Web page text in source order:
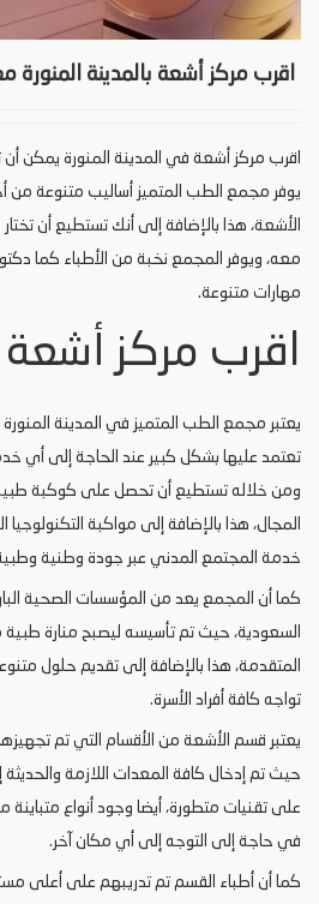
اقرب مركز أشعة بالمدينة المنورة
اقرب مركز أشعة في المدينة المنورة يمكن
يوفر مجمع الطب المتميز أساليب متنوعة من
الأشعة، هذا بالإضافة إلى أنك تستطيع أن
معه، ويوفر المجمع نخبة من الأطباء كما
مهارات متنوعة.
اقرب مركز أشعة
يعتبر مجمع الطب المتميز في المدينة
تعتمد عليها بشكل كبير عند الحاجة إلى أي
ومن خلاله تستطيع أن تحصل على كوكبة
المجال، هذا بالإضافة إلى مواكبة
خدمة المجتمع المدني عبر جودة وطنية
كما أن المجمع يعد من المؤسسات الصحية
السعودية، حيث تم تأسيسه ليصبح منارة طبية
المتقدمة، هذا بالإضافة إلى تقديم حلول
تواجه كافة أفراد الأسرة.
يعتبر قسم الأشعة من الأقسام التي تم
حيث تم إدخال كافة المعدات اللازمة والحديثة
على تقنيات متطورة، أيضا وجود أنواع
في حاجة إلى التوجه إلى أي مكان آخر.
كما أن أطباء القسم تم تدريبهم على أعلى